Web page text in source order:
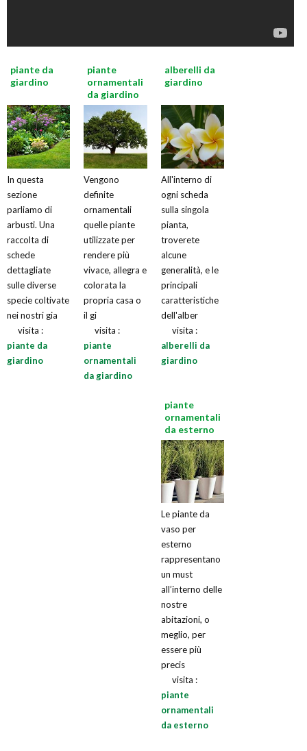
piante da
giardino
In questa
sezione
parliamo di
arbusti. Una
raccolta di
schede
dettagliate
sulle diverse
specie coltivate
nei nostri gia
visita :
piante da
giardino
piante
ornamentali
da giardino
Vengono
definite
ornamentali
quelle piante
utilizzate per
rendere più
vivace, allegra e
colorata la
propria casa o
il gi
visita :
piante
ornamentali
da giardino
alberelli da
giardino
All'interno di
ogni scheda
sulla singola
pianta,
troverete
alcune
generalità, e le
principali
caratteristiche
dell'alber
visita :
alberelli da
giardino
piante
ornamentali
da esterno
Le piante da
vaso per
esterno
rappresentano
un must
all’interno delle
nostre
abitazioni, o
meglio, per
essere più
precis
visita :
piante
ornamentali
da esterno